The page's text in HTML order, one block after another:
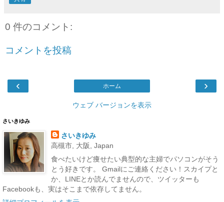
0 件のコメント:
コメントを投稿
‹ ›
ホーム
ウェブ バージョンを表示
さいきゆみ
さいきゆみ
高槻市, 大阪, Japan
食べたいけど痩せたい典型的な主婦でパソコンがそう
とう好きです。 Gmailにご連絡ください！スカイプと
か、LINEとか読んでませんので、ツイッターも
Facebookも、実はそこまで依存してません。